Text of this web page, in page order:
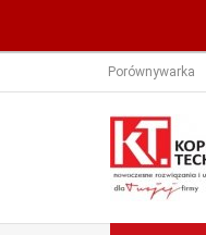
Porównywarka